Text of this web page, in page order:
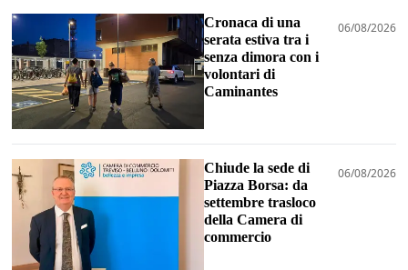
Cronaca di una
serata estiva tra i
senza dimora con i
volontari di
Caminantes
06/08/2026
Chiude la sede di
Piazza Borsa: da
settembre trasloco
della Camera di
commercio
06/08/2026